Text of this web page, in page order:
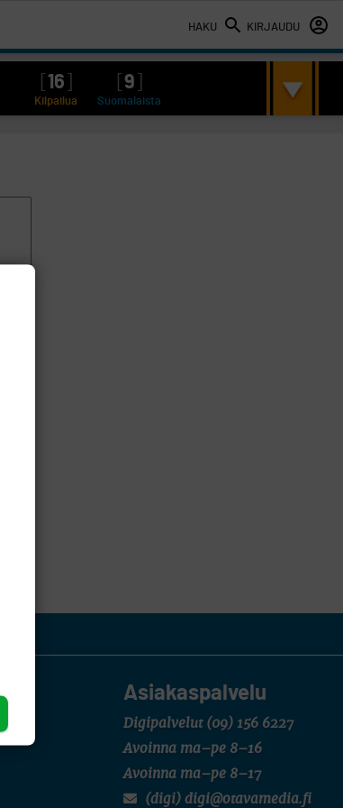
HAKU KIRJAUDU
16 9
Kilpailua Suomalaista
Asiakaspalvelu
Digipalvelut (09) 156 6227
Avoinna ma–pe 8–16
Avoinna ma–pe 8–17
(digi) digi@otavamedia.fi